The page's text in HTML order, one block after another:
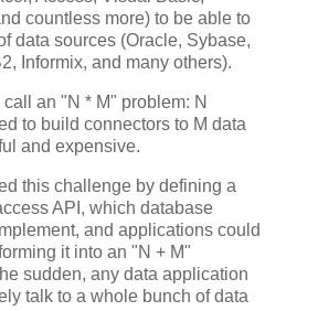
countless more) to be able to
data sources (Oracle, Sybase,
Informix, and many others).
an "N * M" problem: N
to build connectors to M data
and expensive.
this challenge by defining a
API, which database
and applications could
it into an "N + M"
sudden, any data application
talk to a whole bunch of data